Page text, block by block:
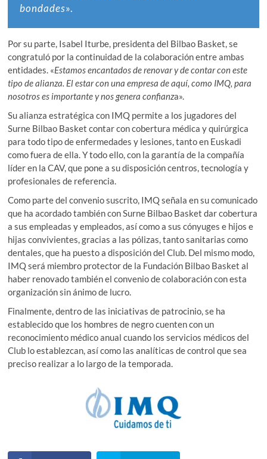
bondades».
Por su parte, Isabel Iturbe, presidenta del Bilbao Basket, se
congratuló por la continuidad de la colaboración entre ambas
entidades. «Estamos encantados de renovar y de contar con este
tipo de alianza. El estar con una empresa de aquí, como IMQ, para
nosotros es importante y nos genera confianza».
Su alianza estratégica con IMQ permite a los jugadores del
Surne Bilbao Basket contar con cobertura médica y quirúrgica
para todo tipo de enfermedades y lesiones, tanto en Euskadi
como fuera de ella. Y todo ello, con la garantía de la compañía
líder en la CAV, que pone a su disposición centros, tecnología y
profesionales de referencia.
Como parte del convenio suscrito, IMQ señala en su comunicado
que ha acordado también con Surne Bilbao Basket dar cobertura
a sus empleadas y empleados, así como a sus cónyuges e hijos e
hijas convivientes, gracias a las pólizas, tanto sanitarias como
dentales, que ha puesto a disposición del Club. Del mismo modo,
IMQ será miembro protector de la Fundación Bilbao Basket al
haber renovado también el convenio de colaboración con esta
organización sin ánimo de lucro.
Finalmente, dentro de las iniciativas de patrocinio, se ha
establecido que los hombres de negro cuenten con un
reconocimiento médico anual cuando los servicios médicos del
Club lo establezcan, así como las analíticas de control que sea
preciso realizar a lo largo de la temporada.